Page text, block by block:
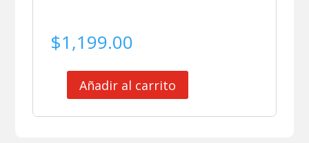
$1,199.00
BUFANDAAñadir al carrito